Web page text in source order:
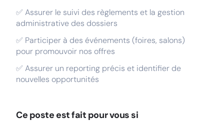
✅ Assurer le suivi des règlements et la gestion
administrative des dossiers
✅ Participer à des événements (foires, salons)
pour promouvoir nos offres
✅ Assurer un reporting précis et identifier de
nouvelles opportunités
Ce poste est fait pour vous si